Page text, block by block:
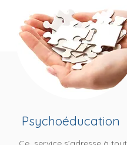
Psychoéducation